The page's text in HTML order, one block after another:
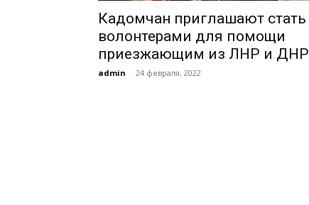
Кадомчан приглашают стать
волонтерами для помощи
приезжающим из ЛНР и ДНР
admin - 24 февраля, 2022